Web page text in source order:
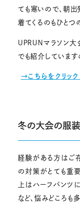
ても寒いので、朝
着てくるのもひとつ
UPRUNマラソン
でも紹介しています
→こちらをクリッ
冬の大会の服装
経験がある方はご
の対策がとても重
上はハーフパンツ
など、悩みどころも